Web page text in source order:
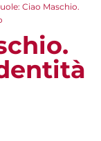
Ciao Maschio.